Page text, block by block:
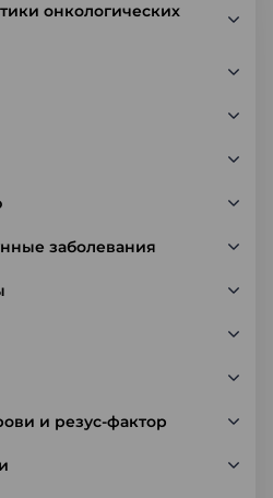
онкологических
заболевания
и резус-фактор